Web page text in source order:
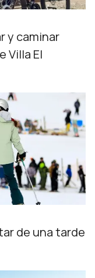
y caminar
Villa El
de una tarde